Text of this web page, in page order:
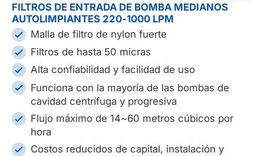
220
-
58
RF200AS
RF200A
RF200AS
FILTROS DE ENTRADA DE BOMBA MEDIANOS
AUTOLIMPIANTES 220-1000 LPM
Malla de filtro de nylon fuerte
Filtros de hasta 50 micras
Alta confiabilidad y facilidad de uso
Funciona con la mayoría de las bombas de
cavidad centrífuga y progresiva
Flujo máximo de 14~60 metros cúbicos por
hora
Costos reducidos de capital, instalación y